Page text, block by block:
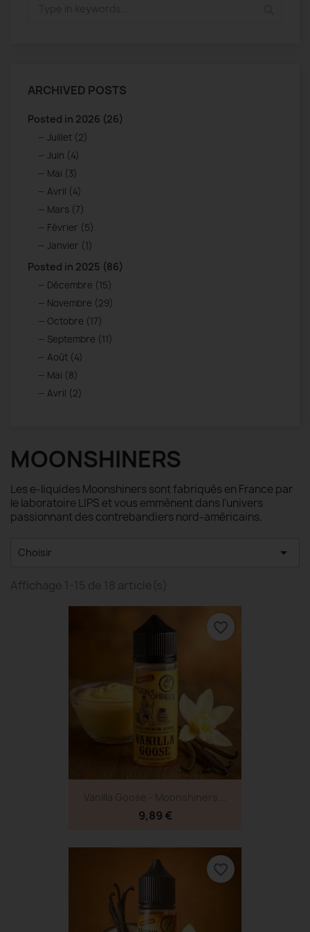
ARCHIVED POSTS
Posted in 2026 (26)
Juillet (2)
Juin (4)
Mai (3)
Avril (4)
Mars (7)
Février (5)
Janvier (1)
Posted in 2025 (86)
Décembre (15)
Novembre (29)
Octobre (17)
Septembre (11)
Août (4)
Mai (8)
Avril (2)
MOONSHINERS
Les e-liquides Moonshiners sont fabriqués en France par
le laboratoire LIPS et vous emmènent dans l'univers
passionnant des contrebandiers nord-américains.
Choisir 
Affichage 1-15 de 18 article(s)
Vanilla Goose - Moonshiners...
9,89 €
favorite_border
favorite_border